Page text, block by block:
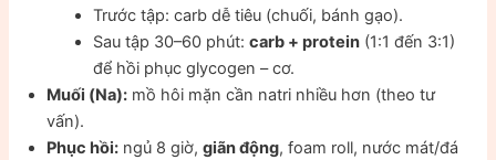
Trước tập: carb dễ tiêu (chuối, bánh gạo).
Sau tập 30–60 phút:carb + protein (1:1 đến 3:1)
để hồi phục glycogen – cơ.
Muối (Na): mồ hôi mặn cần natri nhiều hơn (theo tư
vấn).
Phục hồi: ngủ 8 giờ,giãn động, foam roll, nước mát/đá